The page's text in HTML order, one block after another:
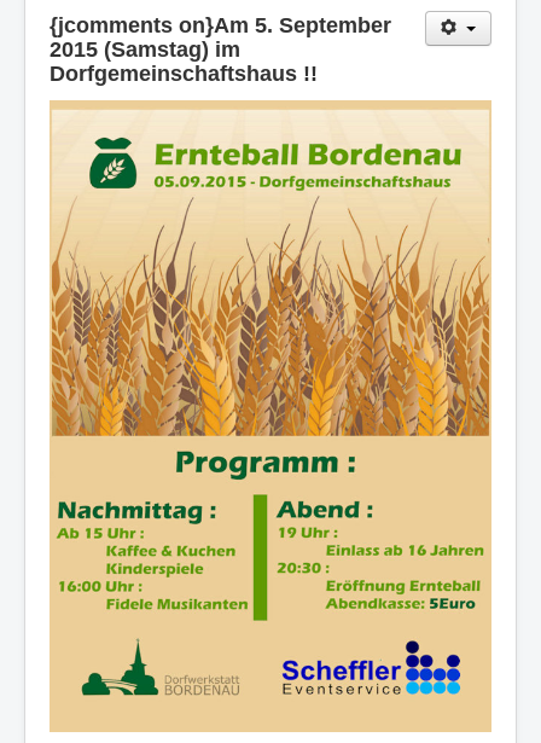
ColorMyLife
Förderer
Kontakte
Presse
{jcomments on}Am 5. September
2015 (Samstag) im
Dorfgemeinschaftshaus !!